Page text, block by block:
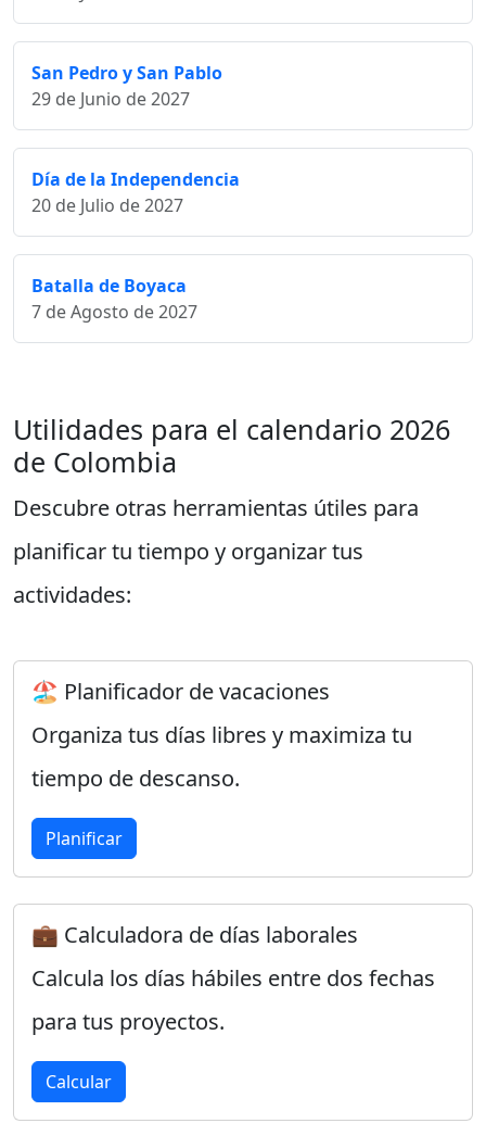
San Pedro y San Pablo
29 de Junio de 2027
Día de la Independencia
20 de Julio de 2027
Batalla de Boyaca
7 de Agosto de 2027
Utilidades para el calendario 2026
de Colombia
Descubre otras herramientas útiles para
planificar tu tiempo y organizar tus
actividades:
🏖️ Planificador de vacaciones
Organiza tus días libres y maximiza tu
tiempo de descanso.
Planificar
💼 Calculadora de días laborales
Calcula los días hábiles entre dos fechas
para tus proyectos.
Calcular